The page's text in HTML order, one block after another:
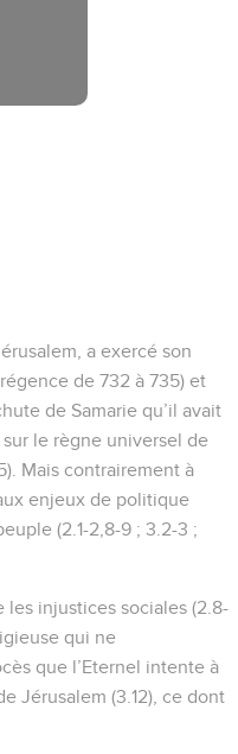
a exercé son
de 732 à 735) et
de Samarie qu’il avait
sur le règne universel de
Mais contrairement à
enjeux de politique
(2.1-2,8-9 ; 3.2-3 ;
les injustices sociales (2.8-
qui ne
que l’Eternel intente à
Jérusalem (3.12), ce dont